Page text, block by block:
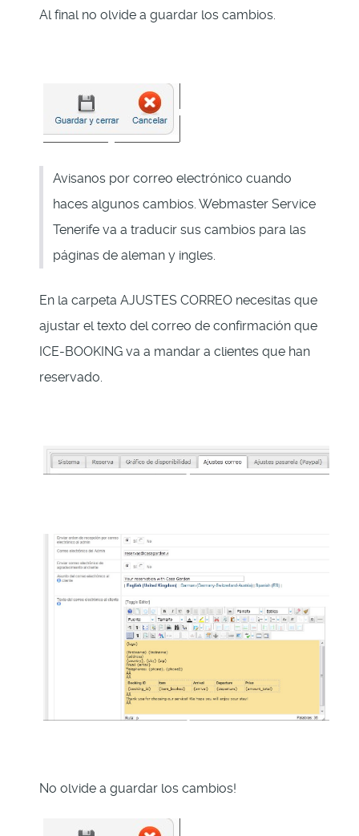
Al final no olvide a guardar los cambios.
Avisanos por correo electrónico cuando
haces algunos cambios. Webmaster Service
Tenerife va a traducir sus cambios para las
páginas de aleman y ingles.
En la carpeta AJUSTES CORREO necesitas que
ajustar el texto del correo de confirmación que
ICE-BOOKING va a mandar a clientes que han
reservado.
No olvide a guardar los cambios!